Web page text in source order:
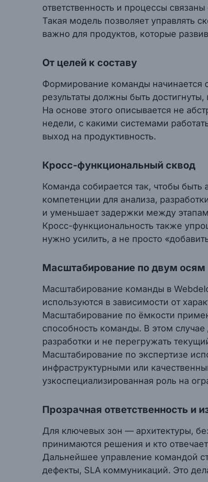
ответственность и процессы
Такая модель позволяет управлять
важно для продуктов, которые
От целей к составу
Формирование команды начинается
результаты должны быть
На основе этого описывается не
недели, с какими системами
выход на продуктивность.
Кросс-функциональный сквод
Команда собирается так, чтобы
компетенции для анализа,
и уменьшает задержки между
Кросс-функциональность также
нужно усилить, а не просто
Масштабирование по двум осям
Масштабирование команды в
используются в зависимости от
Масштабирование по ёмкости
способность команды. В этом
разработки и не перегружать
Масштабирование по экспертизе
инфраструктурными или
узкоспециализированная роль на
Прозрачная ответственность и
Для ключевых зон — архитектуры,
принимаются решения и кто отвечает
Дальнейшее управление командой
дефекты, SLA коммуникаций. Это